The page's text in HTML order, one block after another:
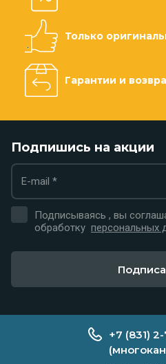
Только
Гарантии и
Подпишись на акции
Подписываясь , вы
обработку персональных
+7 (831)